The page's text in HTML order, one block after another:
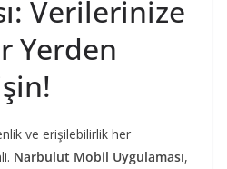
Verilerinize
Yerden
ve erişilebilirlik her
Narbulut Mobil Uygulaması,